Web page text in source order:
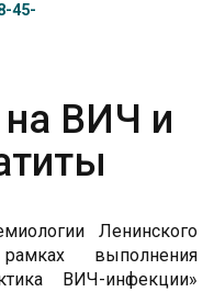
45-
на ВИЧ и
Ленинского
выполнения
ВИЧ-инфекции»